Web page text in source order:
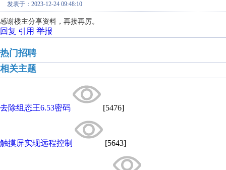
发表于：2023-12-24 09:48:10
感谢楼主分享资料，再接再厉。
回复 引用 举报
热门招聘
相关主题
去除组态王6.53密码 [5476]
触摸屏实现远程控制 [5643]